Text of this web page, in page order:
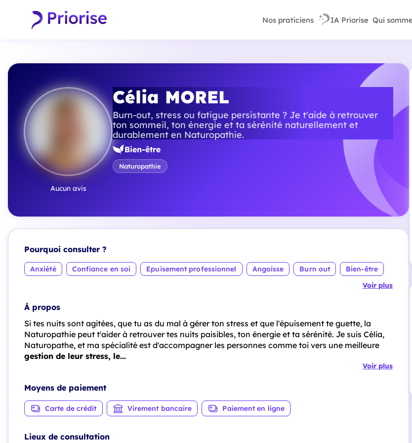
Nos praticiens IA Priorise Qui
Aucun avis
Célia MOREL
Burn-out, stress ou fatigue persistante ? Je t'aide à retrouver
ton sommeil, ton énergie et ta sérénité naturellement et
durablement en Naturopathie.
Bien-être
Naturopathie
Pourquoi consulter ?
Anxiété Confiance en soi Epuisement professionnel Angoisse Burn out
Bien-être
Voir plus
À propos
Si tes nuits sont agitées, que tu as du mal à gérer ton stress et que l'épuisement te guette, la
Naturopathie peut t'aider à retrouver tes nuits paisibles, ton énergie et ta sérénité. Je suis Célia,
Naturopathe, et ma spécialité est d'accompagner les personnes comme toi vers une meilleure
gestion de leur stress, le...
Voir plus
Moyens de paiement
Carte de crédit Virement bancaire Paiement en ligne
Lieux de consultation